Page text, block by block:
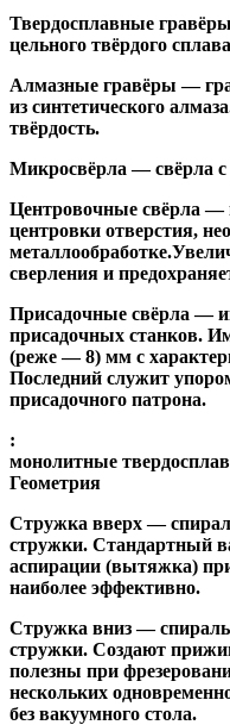
Твердосплавные гравёры
цельного твёрдого
Алмазные гравёры —
из синтетического
твёрдость.
Микросвёрла — свёрла с
Центровочные свёрла —
центровки отверстия,
сверления и
Присадочные свёрла —
присадочных станков.
(реже — 8) мм с
Последний служит
присадочного патрона.
:
монолитные
Геометрия
Стружка вверх—
стружки. Стандартный
аспирации (вытяжка)
наиболее эффективно.
Стружка вниз—
стружки. Создают
полезны при
нескольких
без вакуумного стола.